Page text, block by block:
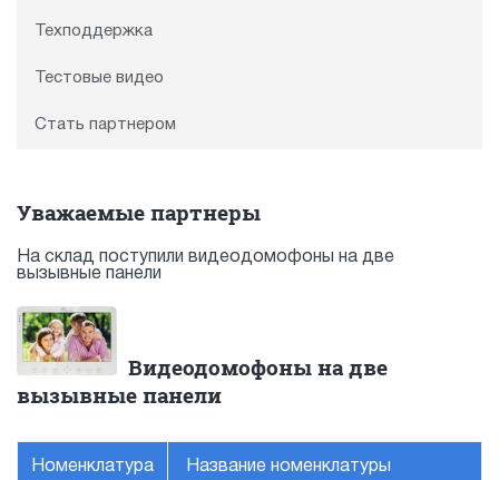
Техподдержка
Тестовые видео
Стать партнером
Уважаемые партнеры
На склад поступили видеодомофоны на две
вызывные панели
Видеодомофоны на две
вызывные панели
Номенклатура Название номенклатуры